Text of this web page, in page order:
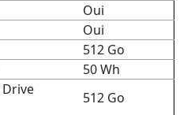
Oui
Oui
512 Go
50 Wh
Drive
512 Go